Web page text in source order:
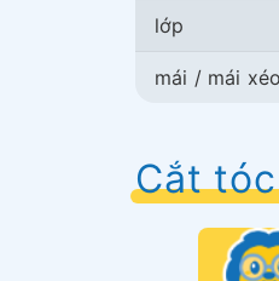
lớp
mái / mái xéo
Cắt